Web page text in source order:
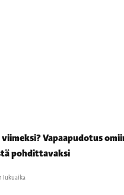
Vapaapudotus
pohdittavaksi
lukuaika